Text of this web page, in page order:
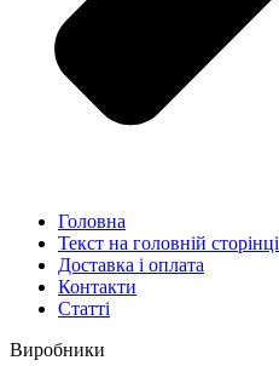
Головна
Текст на головній сторінці
Доставка і оплата
Контакти
Статті
Виробники